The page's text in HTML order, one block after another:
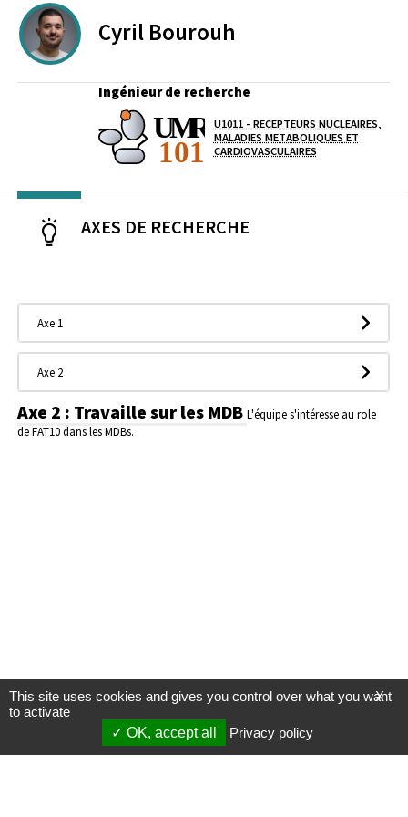
Cyril Bourouh
Ingénieur de recherche
Laboratoire / équipe
U1011 - RECEPTEURS NUCLEAIRES,
MALADIES METABOLIQUES ET
CARDIOVASCULAIRES
AXES DE RECHERCHE
Axe 1
Axe 2
Axe 2 : Travaille sur les MDB L'équipe s'intéresse au role
de FAT10 dans les MDBs.
X
This site uses cookies and gives you control over what you want
to activate
OK, accept all
Privacy policy